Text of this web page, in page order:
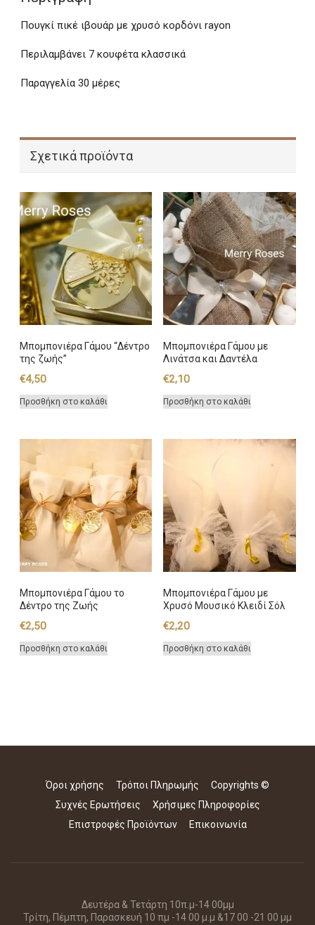
Πουγκί πικέ ιβουάρ με χρυσό κορδόνι rayon
Περιλαμβάνει 7 κουφέτα κλασσικά
Παραγγελία 30 μέρες
Σχετικά προϊόντα
Μπομπονιέρα Γάμου “Δέντρο
της ζωής”
€4,50
Προσθήκη στο καλάθι
Μπομπονιέρα Γάμου με
Λινάτσα και Δαντέλα
€2,10
Προσθήκη στο καλάθι
Μπομπονιέρα Γάμου το
Δέντρο της Ζωής
€2,50
Προσθήκη στο καλάθι
Μπομπονιέρα Γάμου με
Χρυσό Μουσικό Κλειδί Σόλ
€2,20
Προσθήκη στο καλάθι
Όροι χρήσης Τρόποι Πληρωμής
Copyrights ©
Συχνές Ερωτήσεις
Χρήσιμες Πληροφορίες
Επιστροφές Προϊόντων
Επικοινωνία
Δευτέρα & Τετάρτη 10π.μ-14 00μμ
Τρίτη, Πέμπτη, Παρασκευή 10 πμ -14 00 μ.μ &17 00 -21 00 μμ